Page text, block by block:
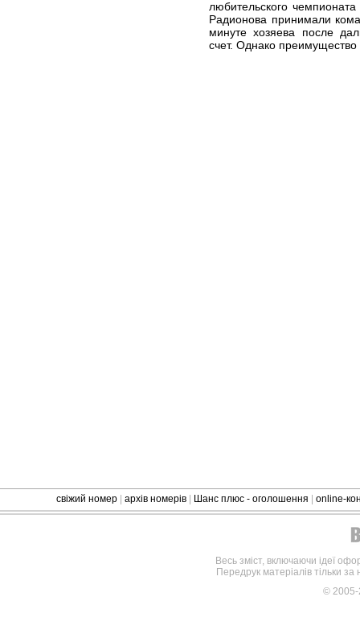
любительского
Радионова принимали
минуте хозяева после
счет. Однако
свіжий номер архів номерів Шанс плюс - оголошення online-
Весь зміст, включаючи ідеї
Передрук матеріалів тільки
©